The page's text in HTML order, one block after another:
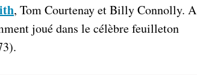
, Tom Courtenay et Billy Connolly. A
joué dans le célèbre feuilleton